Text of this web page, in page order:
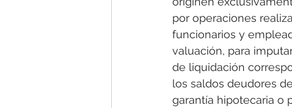
por operaciones
funcionarios y
valuación, para
de liquidación
los saldos deudores
garantía hipotecaria o